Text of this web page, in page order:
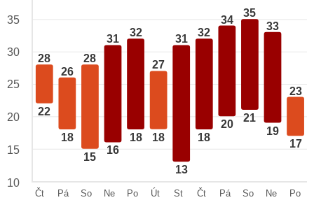
28
22
26
18
28
15
31
16
32
18
27
18
31
13
32
18
34
20
35
21
33
19
23
17
35
30
25
20
15
10
Čt
Pá
So
Ne
Po
Út
St
Čt
Pá
So
Ne
Po